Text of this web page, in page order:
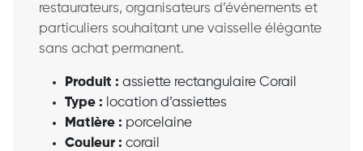
restaurateurs, organisateurs d’événements et
particuliers souhaitant une vaisselle élégante
sans achat permanent.
Produit : assiette rectangulaire Corail
Type : location d’assiettes
Matière : porcelaine
Couleur : corail